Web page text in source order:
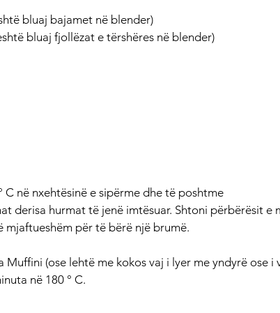
bluaj bajamet në blender)
bluaj fjollëzat e tërshëres në blender)
C në nxehtësinë e sipërme dhe të poshtme
derisa hurmat të jenë imtësuar. Shtoni përbërësit e
mjaftueshëm për të bërë një brumë.
(ose lehtë me kokos vaj i lyer me yndyrë ose i
në 180 ° C.